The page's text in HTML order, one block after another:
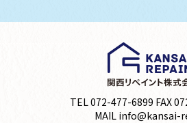
TEL 072-477-6899 FAX
MAIL info@kansai-